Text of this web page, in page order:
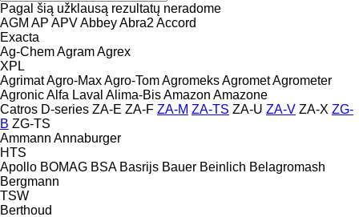
Pagal šią užklausą rezultatų neradome
AGM AP APVAbbeyAbra2 Accord
Exacta
Ag-ChemAgramAgrex
XPL
AgrimatAgro-MaxAgro-TomAgromeksAgrometAgrometer
AgronicAlfa Laval Alima-BisAmazon Amazone
Catros D-series ZA-E ZA-F ZA-M ZA-TS ZA-U ZA-V ZA-X ZG-
B ZG-TS
Ammann Annaburger
HTS
Apollo BOMAG BSA Basrijs Bauer Beinlich Belagromash
Bergmann
TSW
Berthoud